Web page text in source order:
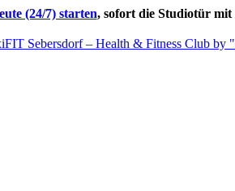
(24/7) starten, sofort die Studiotür mit